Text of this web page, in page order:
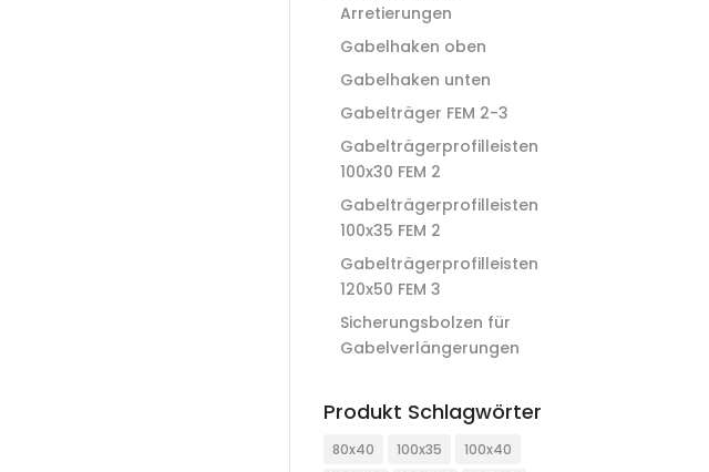
Arretierungen
Gabelhaken oben
Gabelhaken unten
Gabelträger FEM 2-3
Gabelträgerprofilleisten
100x30 FEM 2
Gabelträgerprofilleisten
100x35 FEM 2
Gabelträgerprofilleisten
120x50 FEM 3
Sicherungsbolzen für
Gabelverlängerungen
Produkt Schlagwörter
80x40 100x35
100x40